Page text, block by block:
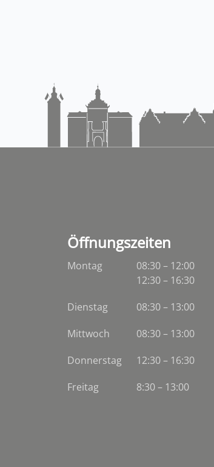
Öffnungszeiten
Montag
08:30 – 12:00
12:30 – 16:30
Dienstag
08:30– 13:00
Mittwoch
08:30– 13:00
Donnerstag
12:30 – 16:30
Freitag
8:30 – 13:00